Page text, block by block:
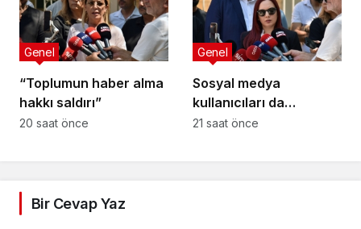
“Toplumun haber alma
hakkı saldırı”
Genel
20 saat önce
Sosyal medya
kullanıcıları da
tehlikede
Genel
21 saat önce
Bir Cevap Yaz